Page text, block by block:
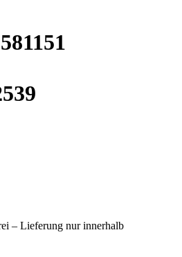
– Lieferung nur innerhalb